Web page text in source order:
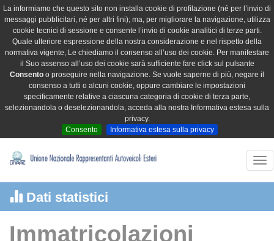
La informiamo che questo sito non installa cookie di profilazione (né per l’invio di
messaggi pubblicitari, né per altri fini); ma, per migliorare la navigazione, utilizza
cookie tecnici di sessione e consente l’invio di cookie analitici di terze parti.
Quale ulteriore espressione della nostra considerazione e nel rispetto della
normativa vigente, Le chiediamo il consenso all’uso dei cookie. Per manifestare
il Suo assenso all’uso dei cookie sarà sufficiente fare click sul pulsante
Consento o proseguire nella navigazione. Se vuole saperne di più, negare il
consenso a tutti o alcuni cookie, oppure cambiare le impostazioni
specificamente relative a ciascuna categoria di cookie di terza parte,
selezionandola o deselezionandola, acceda alla nostra Informativa estesa sulla
privacy.
Consento
Informativa estesa sulla privacy
Dati statistici
Immatricolazioni